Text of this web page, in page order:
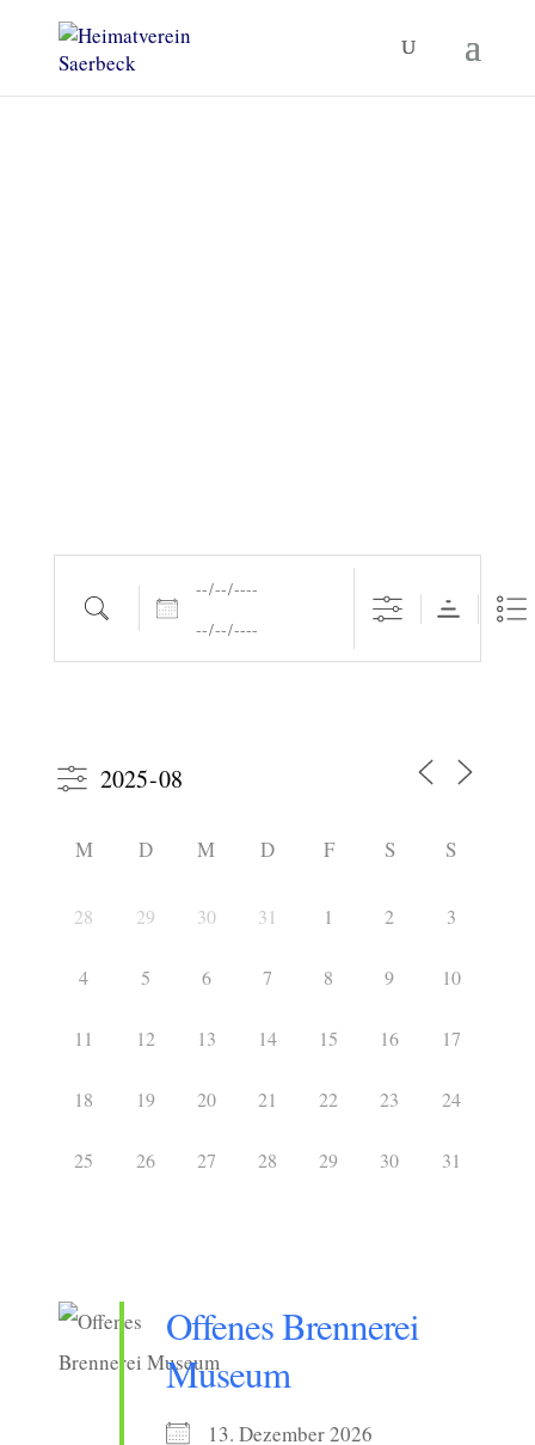
Suche
Daten
M D M D F S S
28 29 30 31 1 2 3
4 5 6 7 8 9 10
11 12 13 14 15 16 17
18 19 20 21 22 23 24
25 26 27 28 29 30 31
Offenes Brennerei
Museum
13. Dezember 2026